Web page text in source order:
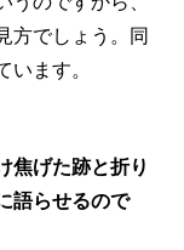
方でしょう。同
います。
焦げた跡と折り
語らせるので